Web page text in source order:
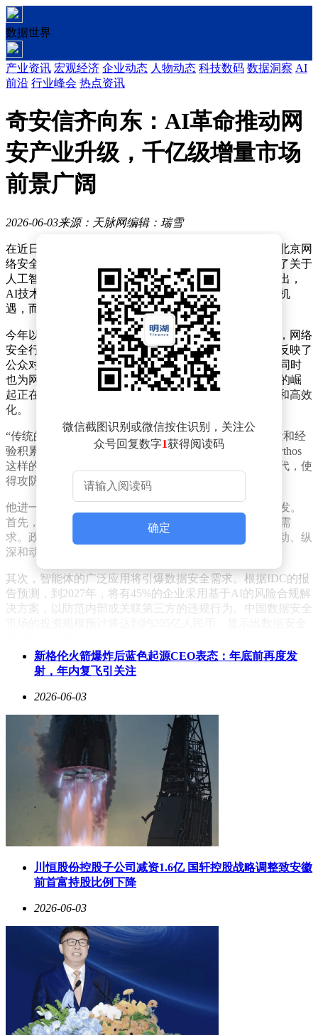
数据世界
产业资讯 宏观经济 企业动态 人物动态 科技数码 数据洞察 AI
前沿 行业峰会 热点资讯
奇安信齐向东：AI革命推动网
安产业升级，千亿级增量市场
前景广阔
2026-06-03来源：天脉网编辑：瑞雪
在近日举行的全球数字经济大会数字安全论坛暨第八届北京网
络安全大会开幕峰会上，奇安信集团董事长齐向东发表了关于
人工智能（AI）对网络安全产业影响的深度见解。他指出，
AI技术的革命性发展正为网络安全行业带来前所未有的机
遇，而创新的头部安全厂商将成为主要受益者。
今年以来，随着大模型在漏洞挖掘方面的能力逐渐显现，网络
安全行业经历了显著波动。齐向东表示，这些变化不仅反映了
公众对AI技术的复杂情感——期待、困惑与焦虑并存，同时
也为网络安全领域提出了新的挑战和机遇。他强调，AI的崛
起正在重塑网络攻防的格局，使得攻击手段更加工业化和高效
化。
“传统的网络安全对抗主要依赖于人与人之间的技术较量和经
验积累。然而，AI大模型和智能体的出现，特别是像Mythos
这样的先进技术，将网络攻击推向了一个新的工业化时代，使
得攻防双方的力量对比进一步失衡。”齐向东分析道。
他进一步指出，在AI时代，三类安全需求将迎来集中爆发。
首先，AI漏洞和AI攻击将催生对实战化安全防御的迫切需
求。政企机构需要加大在安全领域的投入，转向更加主动、纵
深和动态的防御策略，以提升应对实际攻击的能力。
其次，智能体的广泛应用将引爆数据安全需求。根据IDC的报
告预测，到2027年，将有45%的企业采用基于AI的风险合规解
决方案，以防范内部或关联第三方的违规行为。中国数据安全
最后，AI应用的普及将带动全栈安全需求的增长。这包括AI
自身的安全、场景安全、应用安全、大模型安全以及具身智能
安全等多个方面，这些领域将成为网络安全行业新的黄金增长
齐向东总结道，网络安全是AI时代不可或缺的基础性产业。
随着数字化和智能化进程的加速推进，网络安全产业的规模将
持续扩大，为行业带来千亿级的增量空间。这一趋势不仅为网
络安全厂商提供了广阔的发展机遇，也对整个社会的数字化进
程具有重要的保障作用。
微信截图识别或微信按住识别，关注公
众号回复数字1获得阅读码
确定
新格伦火箭爆炸后蓝色起源CEO表态：年底前再度发
射，年内复飞引关注
2026-06-03
川恒股份控股子公司减资1.6亿 国轩控股战略调整致安徽
前首富持股比例下降
2026-06-03